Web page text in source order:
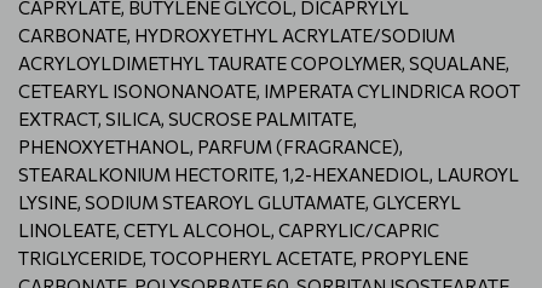
CAPRYLATE, BUTYLENE GLYCOL, DICAPRYLYL
CARBONATE, HYDROXYETHYL ACRYLATE/SODIUM
ACRYLOYLDIMETHYL TAURATE COPOLYMER, SQUALANE,
CETEARYL ISONONANOATE, IMPERATA CYLINDRICA ROOT
EXTRACT, SILICA, SUCROSE PALMITATE,
PHENOXYETHANOL, PARFUM (FRAGRANCE),
STEARALKONIUM HECTORITE, 1,2-HEXANEDIOL, LAUROYL
LYSINE, SODIUM STEAROYL GLUTAMATE, GLYCERYL
LINOLEATE, CETYL ALCOHOL, CAPRYLIC/CAPRIC
TRIGLYCERIDE, TOCOPHERYL ACETATE, PROPYLENE